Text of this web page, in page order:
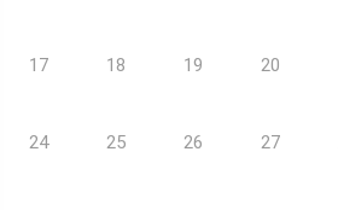
17 18 19 20
24 25 26 27